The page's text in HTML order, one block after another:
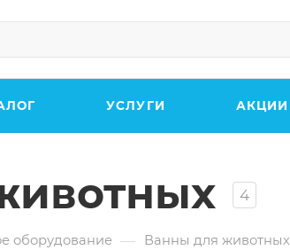
УСЛУГИ АКЦИИ
4
оборудование — Ванны для животных